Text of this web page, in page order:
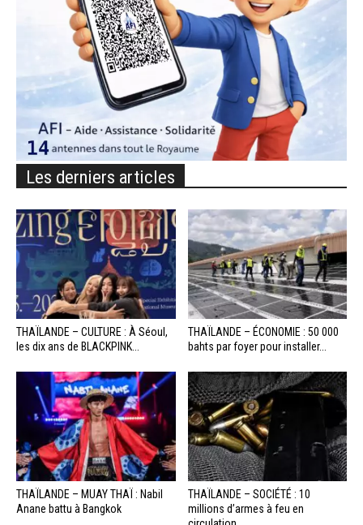
Les derniers articles
THAÏLANDE – CULTURE : À Séoul,
les dix ans de BLACKPINK...
THAÏLANDE – ÉCONOMIE : 50 000
bahts par foyer pour installer...
THAÏLANDE – MUAY THAÏ : Nabil
Anane battu à Bangkok
THAÏLANDE – SOCIÉTÉ : 10
millions d’armes à feu en